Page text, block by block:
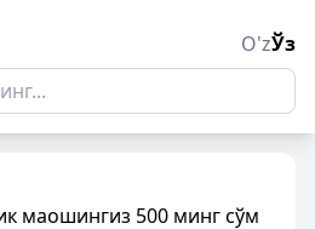
O'zЎз
маошингиз 500 минг сўм